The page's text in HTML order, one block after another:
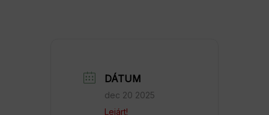
DÁTUM
dec 20 2025
Lejárt!